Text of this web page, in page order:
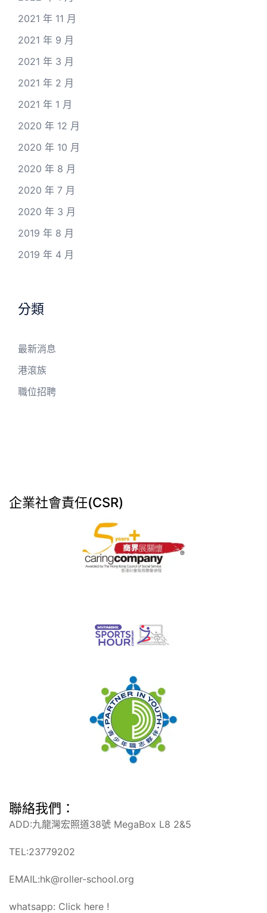
2021 年 11 月
2021 年 9 月
2021 年 3 月
2021 年 2 月
2021 年 1 月
2020 年 12 月
2020 年 10 月
2020 年 8 月
2020 年 7 月
2020 年 3 月
2019 年 8 月
2019 年 4 月
分類
最新消息
港滾族
職位招聘
企業社會責任(CSR)
聯絡我們：
ADD:九龍灣宏照道38號 MegaBox L8 2&5
TEL:23779202
EMAIL:hk@roller-school.org
whatsapp: Click here !